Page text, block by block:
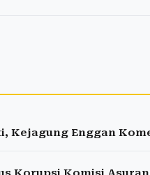
Kejagung Enggan